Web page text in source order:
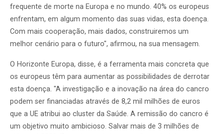
frequente de morte na Europa e no mundo. 40% os europeus
enfrentam, em algum momento das suas vidas, esta doença.
Com mais cooperação, mais dados, construiremos um
melhor cenário para o futuro", afirmou, na sua mensagem.
O Horizonte Europa, disse, é a ferramenta mais concreta que
os europeus têm para aumentar as possibilidades de derrotar
esta doença. "A investigação e a inovação na área do cancro
podem ser financiadas através de 8,2 mil milhões de euros
que a UE atribui ao cluster da Saúde. A remissão do cancro é
um objetivo muito ambicioso. Salvar mais de 3 milhões de